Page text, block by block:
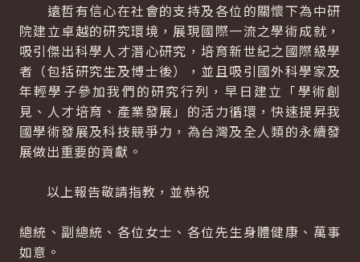
遠哲有信心在社會的支持及各位的關懷下為中研
院建立卓越的研究環境，展現國際一流之學術成就，
吸引傑出科學人才潛心研究，培育新世紀之國際級學
者（包括研究生及博士後），並且吸引國外科學家及
年輕學子參加我們的研究行列，早日建立「學術創
見、人才培育、產業發展」的活力循環，快速提昇我
國學術發展及科技競爭力，為台灣及全人類的永續發
展做出重要的貢獻。
以上報告敬請指教，並恭祝
總統、副總統、各位女士、各位先生身體健康、萬事
如意。